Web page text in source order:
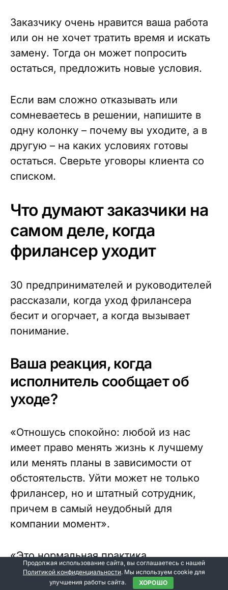
Заказчику очень нравится ваша работа
или он не хочет тратить время и искать
замену. Тогда он может попросить
остаться, предложить новые условия.
Если вам сложно отказывать или
сомневаетесь в решении, напишите в
одну колонку – почему вы уходите, а в
другую – на каких условиях готовы
остаться. Сверьте уговоры клиента со
списком.
Что думают заказчики на
самом деле, когда
фрилансер уходит
30 предпринимателей и руководителей
рассказали, когда уход фрилансера
бесит и огорчает, а когда вызывает
понимание.
Ваша реакция, когда
исполнитель сообщает об
уходе?
«Отношусь спокойно: любой из нас
имеет право менять жизнь к лучшему
или менять планы в зависимости от
обстоятельств. Уйти может не только
фрилансер, но и штатный сотрудник,
причем в самый неудобный для
компании момент».
«Это нормальная практика.
Исполнитель и заказчик не всегда могут
найти общий язык. Вопрос не в том, что
Продолжая использование сайта, вы соглашаетесь с нашей
Политикой конфиденциальности. Мы используем cookie для
улучшения работы сайта.
ХОРОШО